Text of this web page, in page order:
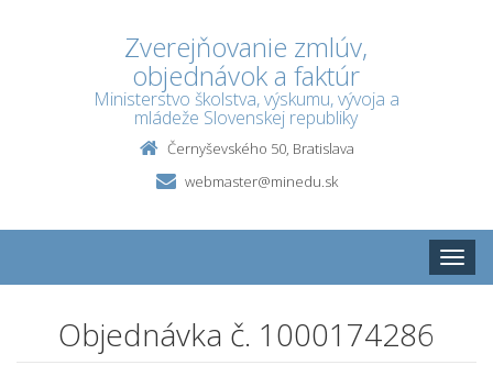
Zverejňovanie zmlúv,
objednávok a faktúr
Ministerstvo školstva, výskumu, vývoja a
mládeže Slovenskej republiky
Černyševského 50, Bratislava
webmaster@minedu.sk
Toggle
Objednávka č. 1000174286